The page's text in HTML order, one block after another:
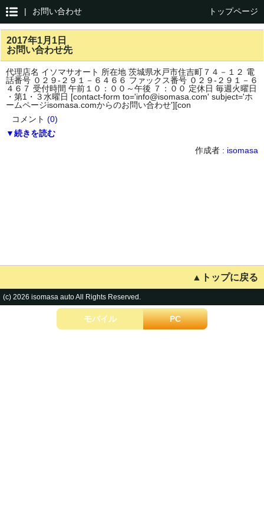
| お問い合わせ トップページ
2017年1月1日
お問い合わせ先
代理店名 イソマサオート 所在地 茨城県水戸市住吉町７４－１２ 電
話番号 ０２９-２９１－６４６６ ファックス番号 ０２９-２９１－６
４６７ 受付時間 午前１０：００～午後 ７：００ 定休日 毎週火曜日
・第1・３水曜日 [contact-form to='info@isomasa.com' subject='ホ
ームページisomasa.comからのお問い合わせ'][con
コメント (0)
▼続きを読む
作成者 : isomasa
▲トップに戻る
(c) 2026 isomasa auto All Rights Reserved.
モバイル PC